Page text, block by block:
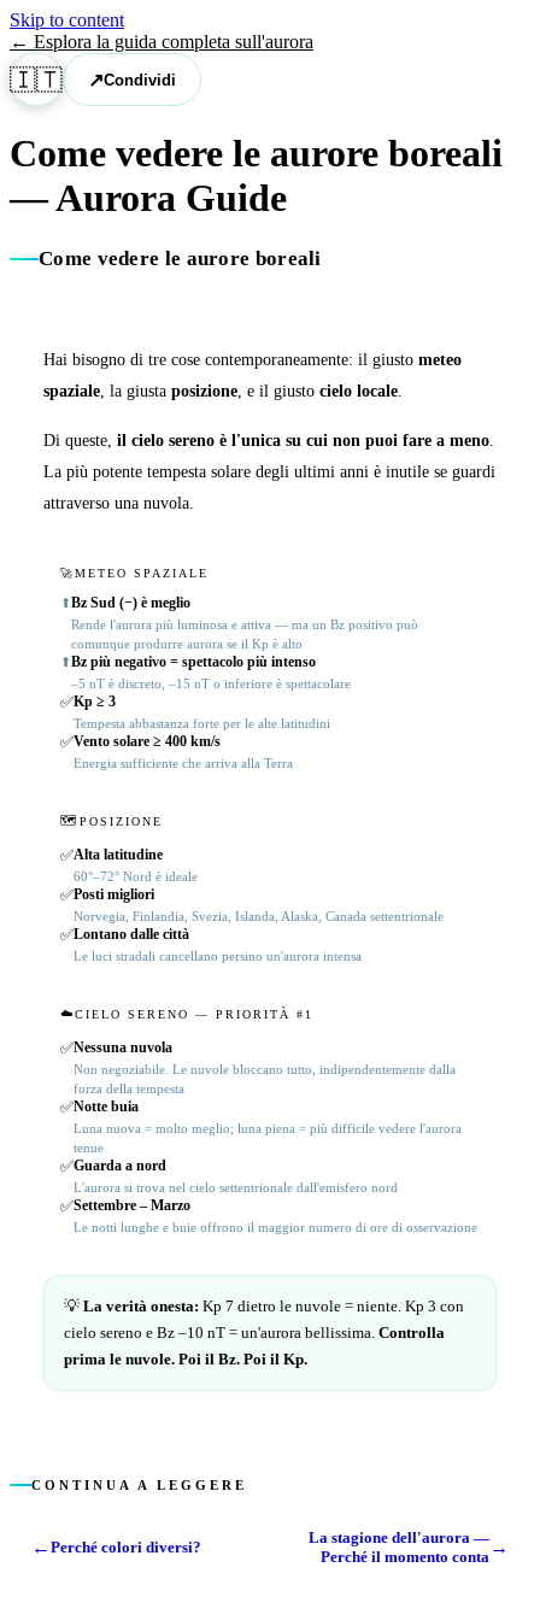
Skip to content
← Esplora la guida completa sull'aurora
🇮🇹 ↗Condividi
Come vedere le aurore boreali
— Aurora Guide
Come vedere le aurore boreali
Hai bisogno di tre cose contemporaneamente: il giusto meteo
spaziale, la giusta posizione, e il giusto cielo locale.
Di queste, il cielo sereno è l'unica su cui non puoi fare a meno
La più potente tempesta solare degli ultimi anni è inutile se guardi
attraverso una nuvola.
🚀METEO SPAZIALE
⬆Bz Sud (−) è meglio
Rende l'aurora più luminosa e attiva — ma un Bz positivo può
comunque produrre aurora se il Kp è alto
⬆Bz più negativo = spettacolo più intenso
–5 nT è discreto, –15 nT o inferiore è spettacolare
✅Kp ≥ 3
Tempesta abbastanza forte per le alte latitudini
✅Vento solare ≥ 400 km/s
Energia sufficiente che arriva alla Terra
🗺️ POSIZIONE
✅Alta latitudine
60°–72° Nord è ideale
✅Posti migliori
Norvegia, Finlandia, Svezia, Islanda, Alaska, Canada settentrionale
✅Lontano dalle città
Le luci stradali cancellano persino un'aurora intensa
☁️CIELO SERENO — PRIORITÀ #1
✅Nessuna nuvola
Non negoziabile. Le nuvole bloccano tutto, indipendentemente dalla
forza della tempesta
✅Notte buia
Luna nuova = molto meglio; luna piena = più difficile vedere l'aurora
tenue
✅Guarda a nord
L'aurora si trova nel cielo settentrionale dall'emisfero nord
✅Settembre – Marzo
Le notti lunghe e buie offrono il maggior numero di ore di osservazione
💡 La verità onesta: Kp 7 dietro le nuvole = niente. Kp 3 con
cielo sereno e Bz –10 nT = un'aurora bellissima. Controlla
prima le nuvole. Poi il Bz. Poi il Kp.
CONTINUA A LEGGERE
← Perché colori diversi?
La stagione dell'aurora —
Perché il momento conta →